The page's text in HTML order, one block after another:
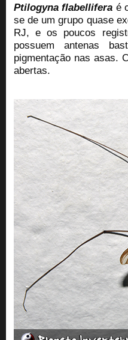
Ptilogyna flabellifera é
se de um grupo quase
RJ, e os poucos
possuem antenas
pigmentação nas asas.
abertas.